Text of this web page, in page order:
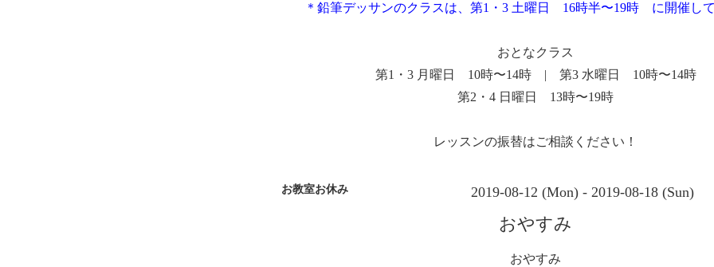
＊鉛筆デッサンのクラスは、第1・3 土曜日 16時半〜19時 に開催し
おとなクラス
第1・3 月曜日 10時〜14時 | 第3 水曜日 10時〜14時
第2・4 日曜日 13時〜19時
レッスンの振替はご相談ください！
お教室お休み 2019-08-12 (Mon) - 2019-08-18 (Sun)
おやすみ
おやすみ